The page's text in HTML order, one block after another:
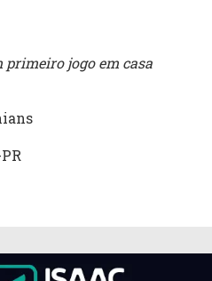
primeiro jogo em casa